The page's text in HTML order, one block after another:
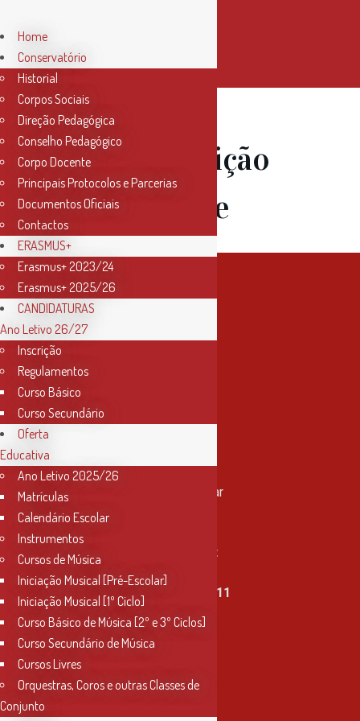
20 Jun
Audição
de Saxofone
Contactos
Rua Miguel Bombarda, nº 4, 1º andar
2000-080 Santarém
info@conservatoriosantarem.pt
T. (+351) 915 335 478 / 913 890 411
Horário Secretaria
2ª, 3ª, 5ª e 6ª feira
4ª feira
Home
Conservatório
Historial
Corpos Sociais
Direção Pedagógica
Conselho Pedagógico
Corpo Docente
Principais Protocolos e Parcerias
Documentos Oficiais
Contactos
ERASMUS+
Erasmus+ 2023/24
Erasmus+ 2025/26
CANDIDATURAS
Ano Letivo 26/27
Inscrição
Regulamentos
Curso Básico
Curso Secundário
Oferta
Educativa
Ano Letivo 2025/26
Matrículas
Calendário Escolar
Instrumentos
Cursos de Música
Iniciação Musical [Pré-Escolar]
Iniciação Musical [1º Ciclo]
Curso Básico de Música [2º e 3º Ciclos]
Curso Secundário de Música
Cursos Livres
Orquestras, Coros e outras Classes de
Conjunto